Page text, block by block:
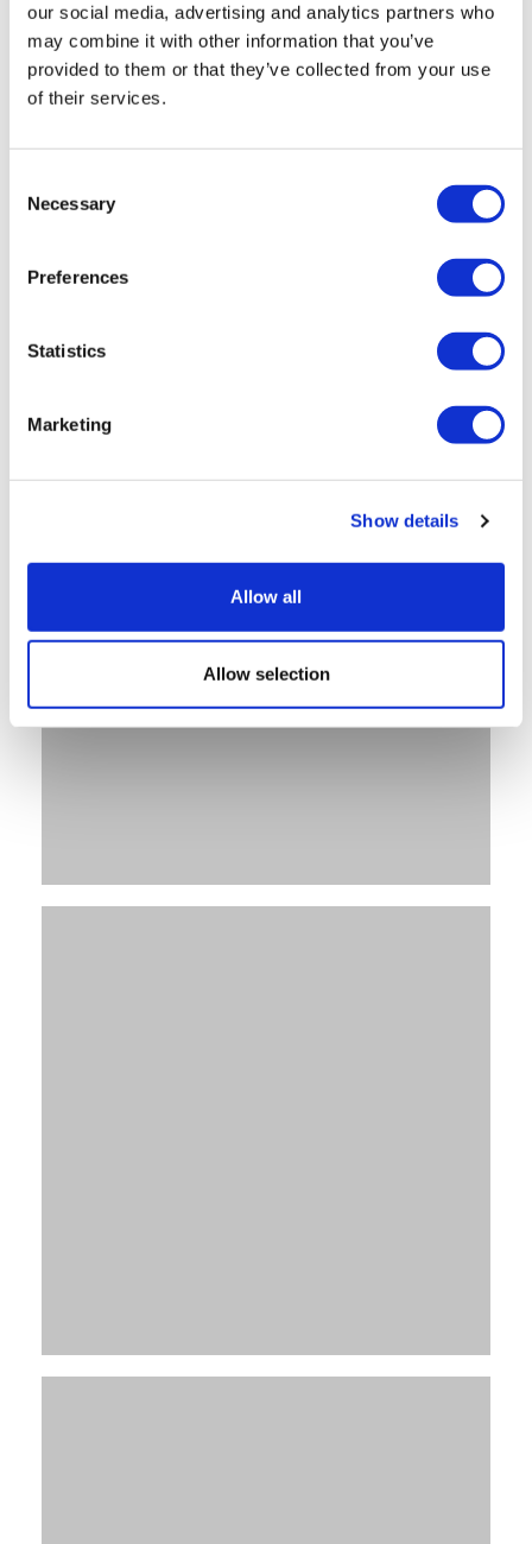
our social media, advertising and analytics partners who
may combine it with other information that you’ve
provided to them or that they’ve collected from your use
of their services.
Selection
Necessary
Preferences
Statistics
Marketing
Show details
Allow all
Allow selection
metropolitana più vicina è Waterloo, a 2 minuti a piedi). 17:00,
17:30, 18:00, 18:30. Partenze alle 19:00, 19:30, 20:00, 20:30 e
21:00.
Victoria, a 2 minuti a piedi). Partenze alle 16:15, 17:15, 18:15
Green Park:
fuori dalla stazione della metropolitana di Green
9DZ. Partenze alle 18:00, 19:00, 20:00 e 21:00.